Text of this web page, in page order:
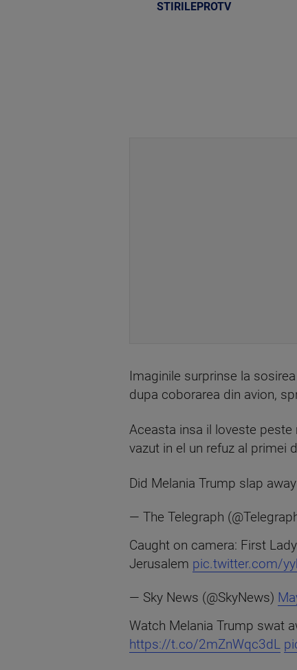
STIRILEPROTV
Imaginile surprinse la
dupa coborarea din avion,
Aceasta insa il loveste
vazut in el un refuz al primei
Did Melania Trump slap
— The Telegraph
Caught on camera: First
Jerusalem pic.twitter.com/
— Sky News (@SkyNews)
Watch Melania Trump swat
https://t.co/2mZnWqc3dL